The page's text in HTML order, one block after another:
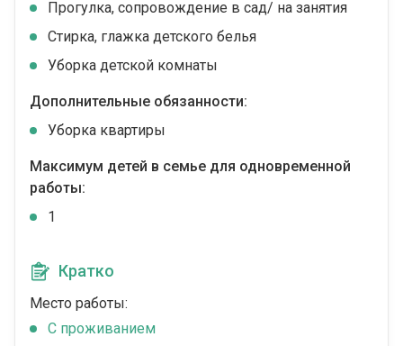
Прогулка, сопровождение в сад/ на занятия
Стирка, глажка детского белья
Уборка детской комнаты
Дополнительные обязанности:
Уборка квартиры
Максимум детей в семье для одновременной
работы:
1
Кратко
Место работы:
C проживанием